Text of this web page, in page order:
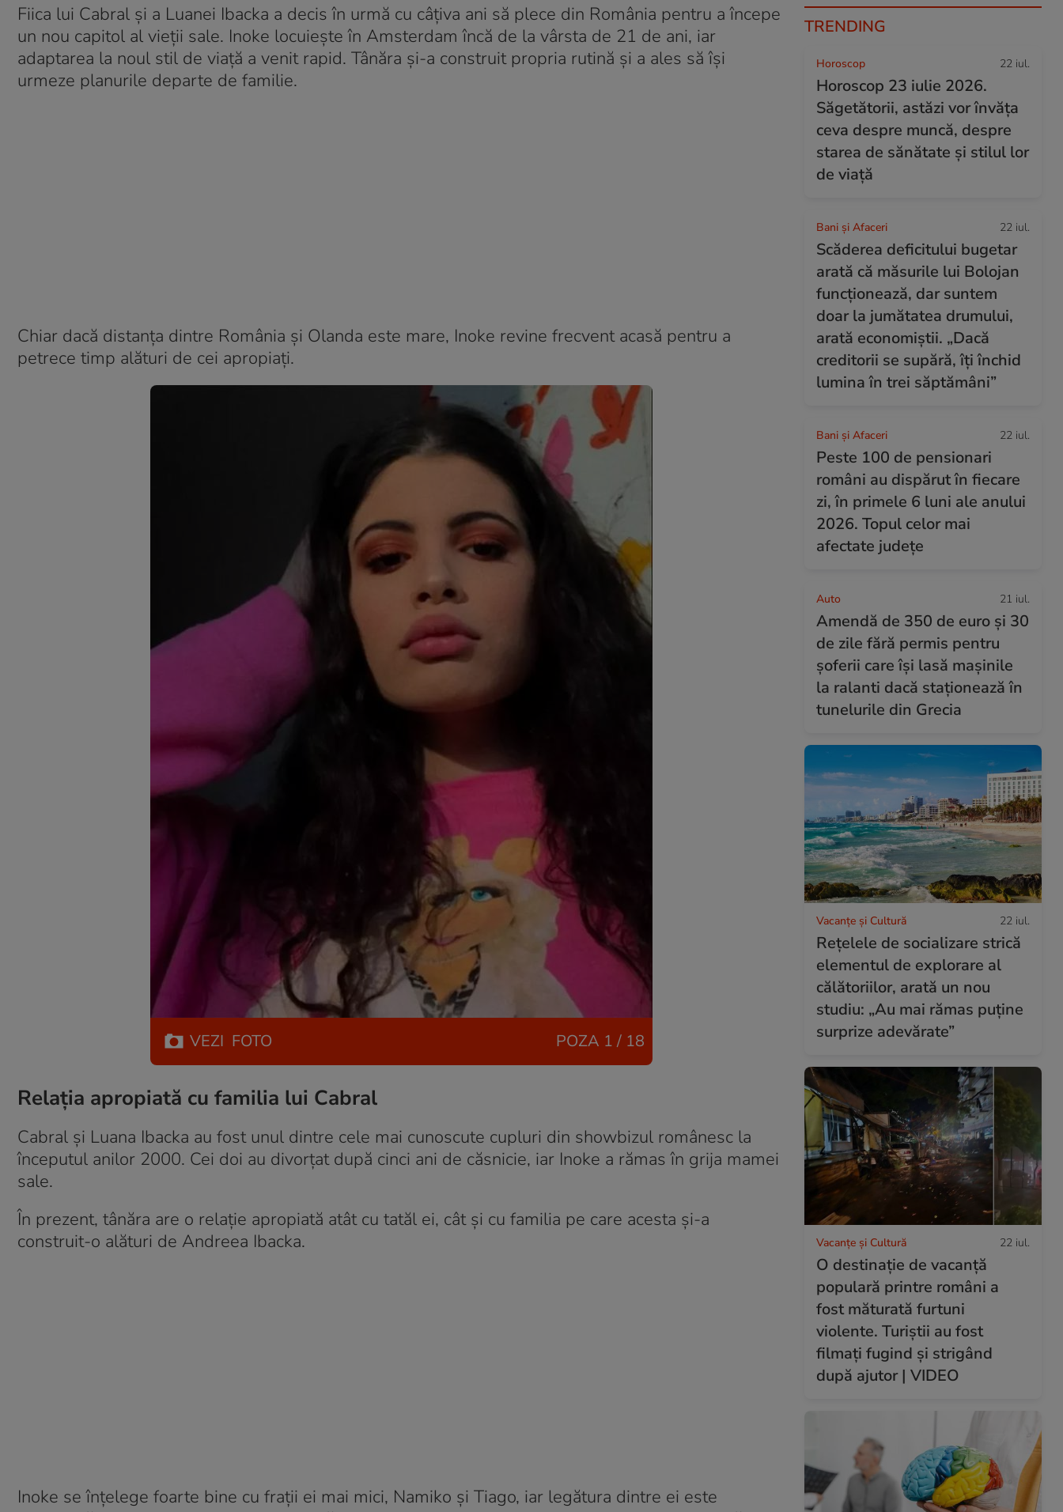
Fiica lui Cabral și a Luanei Ibacka a decis în urmă cu câțiva ani să plece din România pentru a începe
un nou capitol al vieții sale. Inoke locuiește în Amsterdam încă de la vârsta de 21 de ani, iar
adaptarea la noul stil de viață a venit rapid. Tânăra și-a construit propria rutină și a ales să își
urmeze planurile departe de familie.
Chiar dacă distanța dintre România și Olanda este mare, Inoke revine frecvent acasă pentru a
petrece timp alături de cei apropiați.
VEZI FOTO POZA 1 / 18
Relația apropiată cu familia lui Cabral
Cabral și Luana Ibacka au fost unul dintre cele mai cunoscute cupluri din showbizul românesc la
începutul anilor 2000. Cei doi au divorțat după cinci ani de căsnicie, iar Inoke a rămas în grija mamei
sale.
În prezent, tânăra are o relație apropiată atât cu tatăl ei, cât și cu familia pe care acesta și-a
construit-o alături de Andreea Ibacka.
Inoke se înțelege foarte bine cu frații ei mai mici, Namiko și Tiago, iar legătura dintre ei este
TRENDING
Horoscop 22 iul.
Horoscop 23 iulie 2026.
Săgetătorii, astăzi vor învăța
ceva despre muncă, despre
starea de sănătate și stilul lor
de viață
Bani și Afaceri 22 iul.
Scăderea deficitului bugetar
arată că măsurile lui Bolojan
funcționează, dar suntem
doar la jumătatea drumului,
arată economiștii. „Dacă
creditorii se supără, îți închid
lumina în trei săptămâni”
Bani și Afaceri 22 iul.
Peste 100 de pensionari
români au dispărut în fiecare
zi, în primele 6 luni ale anului
2026. Topul celor mai
afectate județe
Auto 21 iul.
Amendă de 350 de euro și 30
de zile fără permis pentru
șoferii care își lasă mașinile
la ralanti dacă staționează în
tunelurile din Grecia
Vacanțe și Cultură 22 iul.
Rețelele de socializare strică
elementul de explorare al
călătoriilor, arată un nou
studiu: „Au mai rămas puține
surprize adevărate”
Vacanțe și Cultură 22 iul.
O destinație de vacanță
populară printre români a
fost măturată furtuni
violente. Turiștii au fost
filmați fugind și strigând
după ajutor | VIDEO